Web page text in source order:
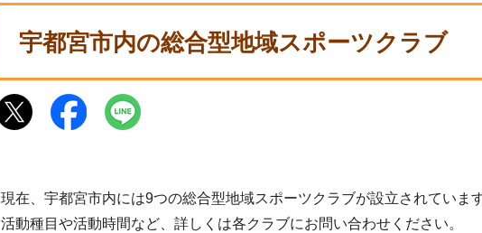
宇都宮市内の総合型地域スポーツクラブ
現在、宇都宮市内には9つの総合型地域スポーツクラブが設立されていま
活動種目や活動時間など、詳しくは各クラブにお問い合わせください。